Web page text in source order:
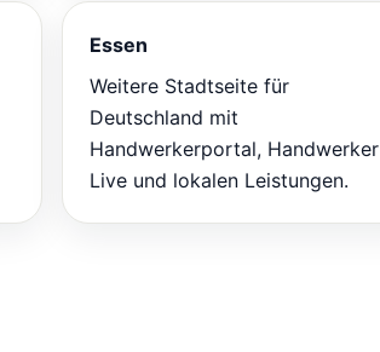
Essen
Weitere Stadtseite für
Deutschland mit
Handwerkerportal, Handwerker
Live und lokalen Leistungen.